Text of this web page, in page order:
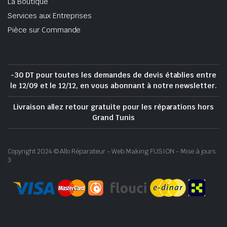
Services aux Entreprises
Pièce sur Commande
-30 DT pour toutes les demandes de devis établies entre
le 12/09 et le 12/12, en vous abonnant à notre newsletter.
Livraison allez retour gratuite pour les réparations hors
Grand Tunis
Copyright 2024 © Allo Réparateur - Web Making FUSION - Mise à jours
3